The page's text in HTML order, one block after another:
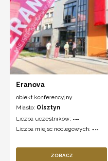
Eranova
obiekt konferencyjny
Miasto: Olsztyn
Liczba uczestników: ---
Liczba miejsc noclegowych: ---
ZOBACZ